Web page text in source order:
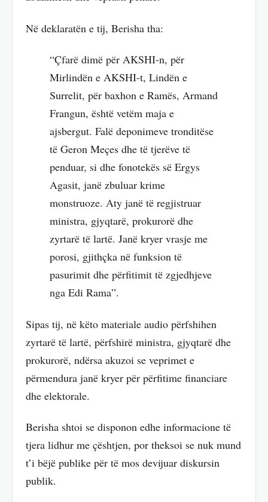
Në deklaratën e tij, Berisha tha:
“Çfarë dimë për AKSHI-n, për
Mirlindën e AKSHI-t, Lindën e
Surrelit, për baxhon e Ramës, Armand
Frangun, është vetëm maja e
ajsbergut. Falë deponimeve tronditëse
të Geron Meçes dhe të tjerëve të
penduar, si dhe fonotekës së Ergys
Agasit, janë zbuluar krime
monstruoze. Aty janë të regjistruar
ministra, gjyqtarë, prokurorë dhe
zyrtarë të lartë. Janë kryer vrasje me
porosi, gjithçka në funksion të
pasurimit dhe përfitimit të zgjedhjeve
nga Edi Rama”.
Sipas tij, në këto materiale audio përfshihen
zyrtarë të lartë, përfshirë ministra, gjyqtarë dhe
prokurorë, ndërsa akuzoi se veprimet e
përmendura janë kryer për përfitime financiare
dhe elektorale.
Berisha shtoi se disponon edhe informacione të
tjera lidhur me çështjen, por theksoi se nuk mund
t’i bëjë publike për të mos devijuar diskursin
publik.